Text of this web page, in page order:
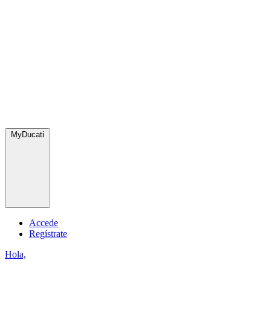
MyDucati
Accede
Regístrate
Hola,